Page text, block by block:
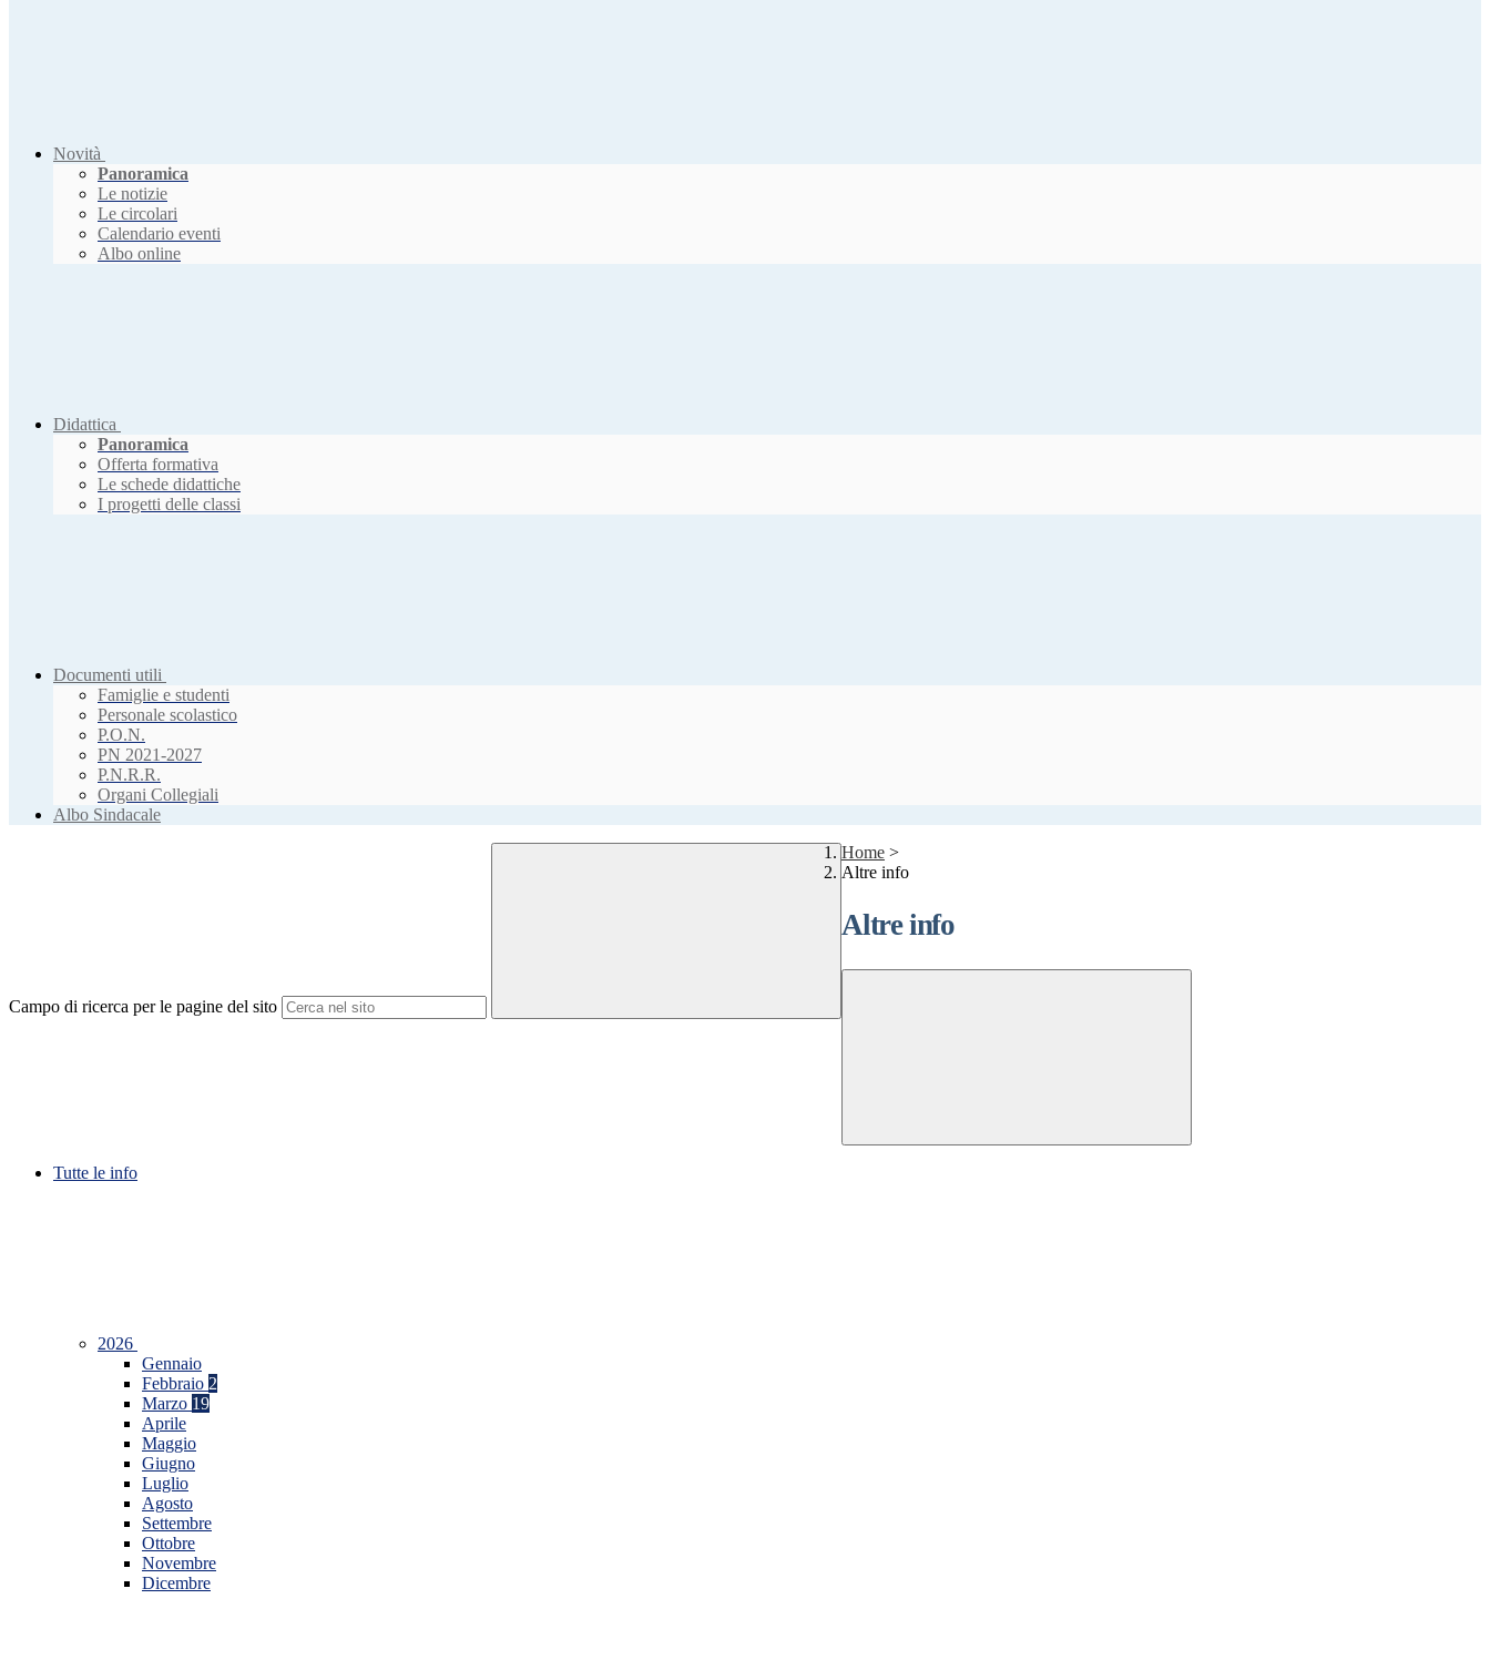
Novità
Panoramica
Le notizie
Le circolari
Calendario eventi
Albo online
Didattica
Panoramica
Offerta formativa
Le schede didattiche
I progetti delle classi
Documenti utili
Famiglie e studenti
Personale scolastico
P.O.N.
PN 2021-2027
P.N.R.R.
Organi Collegiali
Albo Sindacale
Campo di ricerca per le pagine del sito
Home >
Altre info
Altre info
Tutte le info
2026
Gennaio
Febbraio 2
Marzo 19
Aprile
Maggio
Giugno
Luglio
Agosto
Settembre
Ottobre
Novembre
Dicembre